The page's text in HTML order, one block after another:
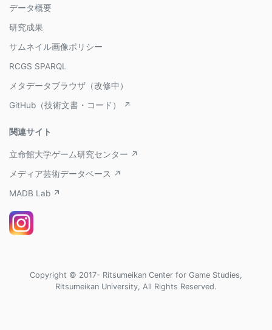
データ概要
研究成果
サムネイル画像ポリシー
RCGS SPARQL
メタデータブラウザ（改修中）
GitHub（技術文書・コード） ↗
関連サイト
立命館大学ゲーム研究センター ↗
メディア芸術データベース ↗
MADB Lab ↗
Copyright © 2017- Ritsumeikan Center for Game Studies,
Ritsumeikan University, All Rights Reserved.